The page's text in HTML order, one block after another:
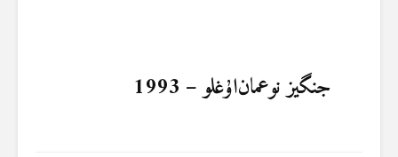
جنگیز نوعمان‌اۇغلو – 1993